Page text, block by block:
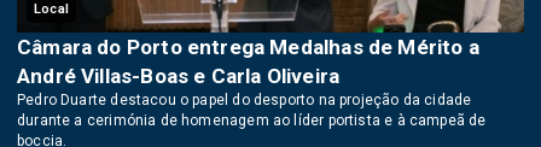
Local
Câmara do Porto entrega Medalhas de Mérito a
André Villas-Boas e Carla Oliveira
Pedro Duarte destacou o papel do desporto na projeção da cidade
durante a cerimónia de homenagem ao líder portista e à campeã de
boccia.